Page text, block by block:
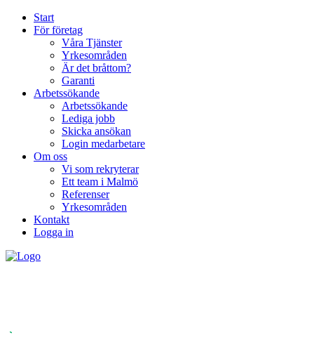
Start
För företag
Våra Tjänster
Yrkesområden
Är det bråttom?
Garanti
Arbetssökande
Arbetssökande
Lediga jobb
Skicka ansökan
Login medarbetare
Om oss
Vi som rekryterar
Ett team i Malmö
Referenser
Yrkesområden
Kontakt
Logga in